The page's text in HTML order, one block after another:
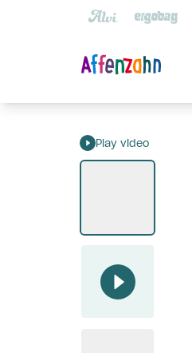
Play video